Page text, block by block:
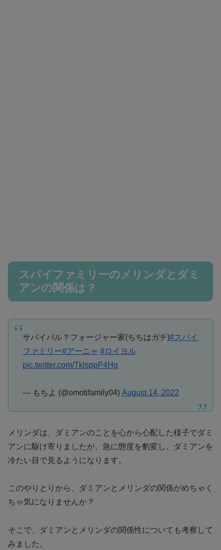
スパイファミリーのメリンダとダミ
アンの関係は？
サバイバル？フォージャー家(ちちはガチ)#スパイ
ファミリー#アーニャ #ロイヨル
pic.twitter.com/TklsppP4Hg
— もちよ (@omotifamily04) August 14, 2022
メリンダは、ダミアンのことを心から心配した様子でダミ
アンに駆け寄りましたが、急に態度を豹変し、ダミアンを
冷たい目で見るようになります。
このやりとりから、ダミアンとメリンダの関係がめちゃく
ちゃ気になりませんか？
そこで、ダミアンとメリンダの関係性についても考察して
みました。